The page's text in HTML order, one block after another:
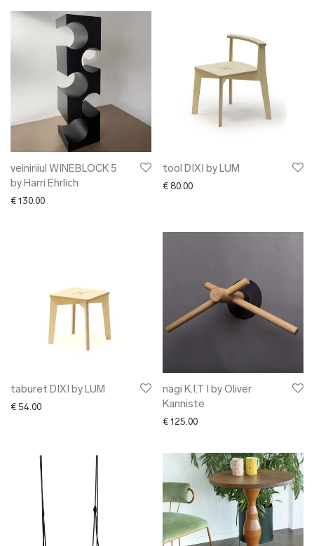
veiniriiul WINEBLOCK 5
by Harri Ehrlich
€ 130.00
tool DIXI by LUM
€ 80.00
taburet DIXI by LUM
€ 54.00
nagi K.I.T I by Oliver
Kanniste
€ 125.00